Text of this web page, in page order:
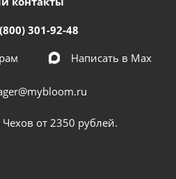
301-92-48
Написать в Мах
Чехов от 2350 рублей.